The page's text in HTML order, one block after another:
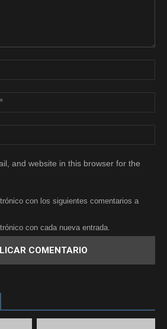
and website in this browser for the
con los siguientes comentarios a
con cada nueva entrada.